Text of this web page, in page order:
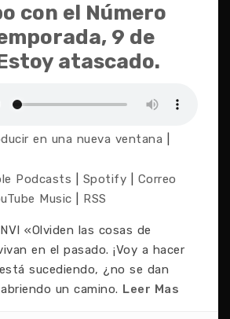
con el Número
9 de
atascado.
en una nueva ventana
Podcasts Spotify
Correo
Music RSS
«Olviden las cosas de
en el pasado. ¡Voy a hacer
sucediendo, ¿no se dan
un camino. Leer Mas